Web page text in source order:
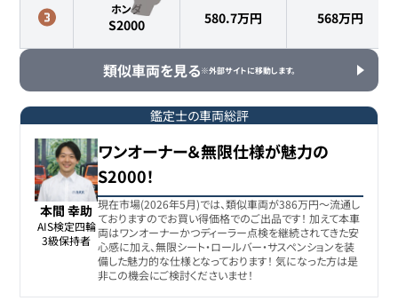
ホンダ
S2000 580.7万円 568万円
類似車両を見る※外部サイトに移動します。
鑑定士の車両総評
本間 幸助
AIS検定四輪
3級保持者
ワンオーナー＆無限仕様が魅力の
S2000！
現在市場(2026年5月)では、類似車両が386万円〜流通し
ておりますのでお買い得価格でのご出品です！ 加えて本車
両はワンオーナーかつディーラー点検を継続されてきた安
心感に加え、無限シート・ロールバー・サスペンションを装
備した魅力的な仕様となっております！ 気になった方は是
非この機会にご検討くださいませ！